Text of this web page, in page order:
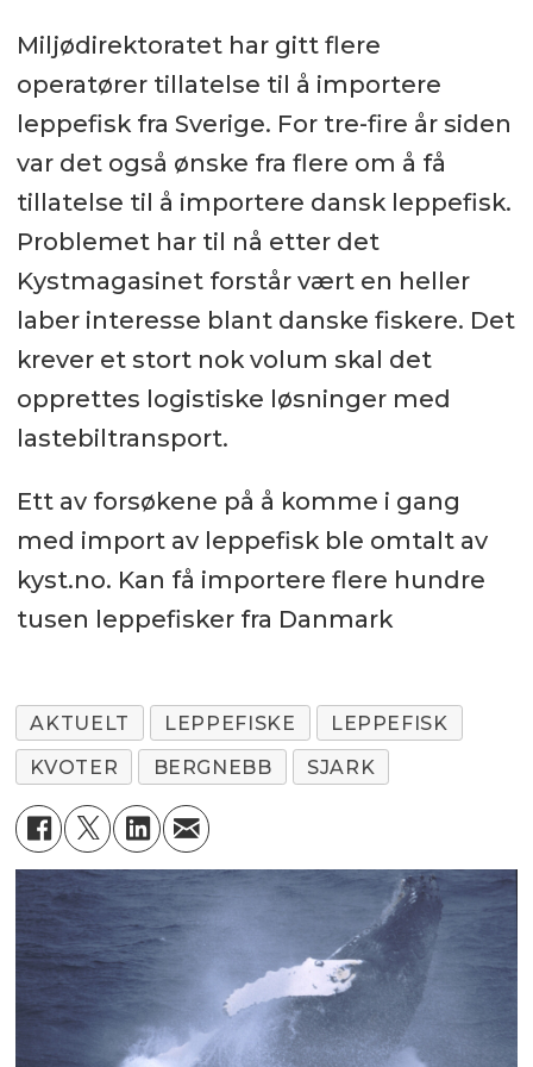
Miljødirektoratet har gitt flere
operatører tillatelse til å importere
leppefisk fra Sverige. For tre-fire år siden
var det også ønske fra flere om å få
tillatelse til å importere dansk leppefisk.
Problemet har til nå etter det
Kystmagasinet forstår vært en heller
laber interesse blant danske fiskere. Det
krever et stort nok volum skal det
opprettes logistiske løsninger med
lastebiltransport.
Ett av forsøkene på å komme i gang
med import av leppefisk ble omtalt av
kyst.no. Kan få importere flere hundre
tusen leppefisker fra Danmark
AKTUELT LEPPEFISKE
LEPPEFISK
KVOTER
BERGNEBB SJARK